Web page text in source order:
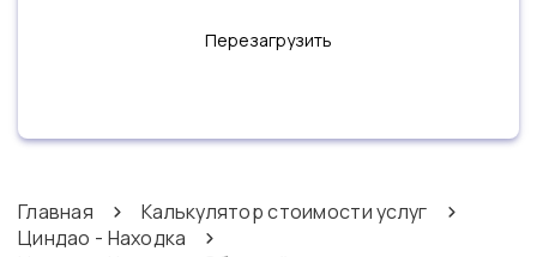
Перезагрузить
Главная
Калькулятор стоимости услуг
Циндао - Находка